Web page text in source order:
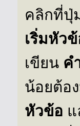
คลิกที่ปุ่
เริ่มหัว
เขียน ค
น้อยต้อ
หัวข้อ แ